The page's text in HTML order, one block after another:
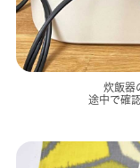
炊飯器
途中で確